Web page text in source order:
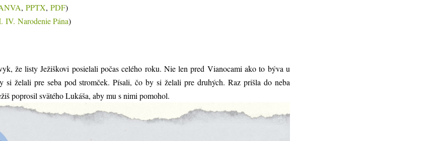
, PPTX, PDF)
IV. Narodenie Pána)
že listy Ježiškovi posielali počas celého roku. Nie len pred Vianocami ako to býva u
želali pre seba pod stromček. Písali, čo by si želali pre druhých. Raz prišla do neba
poprosil svätého Lukáša, aby mu s nimi pomohol.